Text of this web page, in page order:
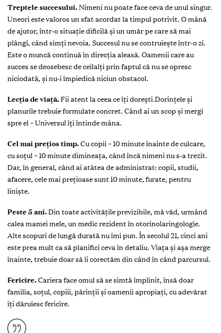
Treptele succesului.Nimeni nu poate face ceva de unul singur.
Uneori este valoros un sfat acordat la timpul potrivit. O mână
de ajutor, într-o situație dificilă și un umăr pe care să mai
plângi, când simți nevoia. Succesul nu se contruiește într-o zi.
Este o muncă continuă în direcția aleasă. Oamenii care au
succes se deosebesc de ceilalți prin faptul că nu se opresc
niciodată, și nu-i împiedică niciun obstacol.
Lecția de viață.Fii atent la ceea ce îți dorești.Dorințele și
planurile trebuie formulate concret. Când ai un scop și mergi
spre el – Universul îți întinde mâna.
Cel mai prețios timp.Cu copii – 10 minute înainte de culcare,
cu soțul – 10 minute dimineața, când încă nimeni nu s-a trezit.
Dar, în general, când ai atâtea de administrat: copii, studii,
afacere, cele mai prețioase sunt 10 minute, furate, pentru
liniște.
Peste 5 ani.Din toate activitățile previzibile, mă văd, urmând
calea mamei mele, un medic rezident în otorinolaringologie.
Alte scopuri de lungă durată nu îmi pun. În secolul 21, cinci ani
este prea mult ca să planifici ceva în detaliu. Viața și așa merge
înainte, trebuie doar să îi corectăm din când în când parcursul.
Fericire.Cariera face omul să se simtă împlinit, însă doar
familia, soțul, copiii, părinții și oamenii apropiați, cu adevărat
îți dăruiesc fericire.